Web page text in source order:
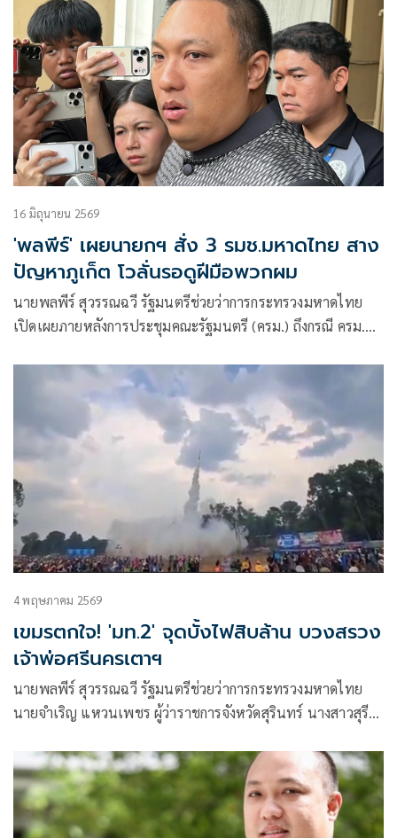
16 มิถุนายน 2569
'พลพีร์' เผยนายกฯ สั่ง 3 รมช.มหาดไทย สาง
ปัญหาภูเก็ต โวลั่นรอดูฝีมือพวกผม
นายพลพีร์ สุวรรณฉวี รัฐมนตรีช่วยว่าการกระทรวงมหาดไทย
เปิดเผยภายหลังการประชุมคณะรัฐมนตรี (ครม.) ถึงกรณี ครม.มี
ไปดำรงตำแหน่งรองปลัดกระทรวงมหาดไทย และสลับนายโชติ
4 พฤษภาคม 2569
เขมรตกใจ! 'มท.2' จุดบั้งไฟสิบล้าน บวงสรวง
เจ้าพ่อศรีนครเตาฯ
นายพลพีร์ สุวรรณฉวี รัฐมนตรีช่วยว่าการกระทรวงมหาดไทย
นายจำเริญ แหวนเพชร ผู้ว่าราชการจังหวัดสุรินทร์ นางสาวสุรีย์